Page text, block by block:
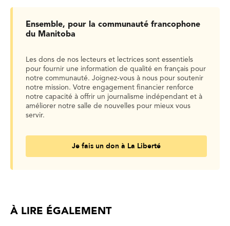
Ensemble, pour la communauté francophone
du Manitoba
Les dons de nos lecteurs et lectrices sont essentiels
pour fournir une information de qualité en français pour
notre communauté. Joignez-vous à nous pour soutenir
notre mission. Votre engagement financier renforce
notre capacité à offrir un journalisme indépendant et à
améliorer notre salle de nouvelles pour mieux vous
servir.
Je fais un don à La Liberté
À LIRE ÉGALEMENT